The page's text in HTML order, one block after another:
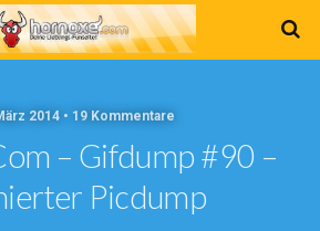
2014 • 19 Kommentare
– Gifdump #90 –
Picdump